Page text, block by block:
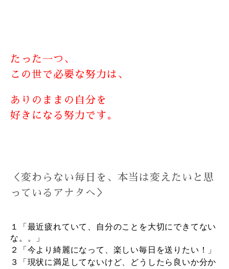
たった一つ、
この世で必要な努力は、
ありのままの自分を
好きになる努力です。
＜変わらない毎日を、本当は変えたいと思
っているアナタへ＞
１「最近疲れていて、自分のことを大切にできてない
な。。」
２「今より綺麗になって、楽しい毎日を送りたい！」
３「現状に満足してないけど、どうしたら良いか分か